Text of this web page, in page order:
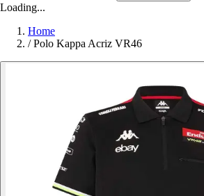
Loading...
Home
/ Polo Kappa Acriz VR46